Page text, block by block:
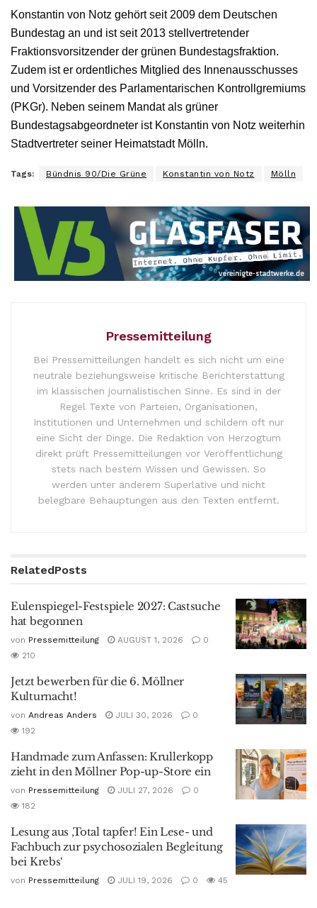
Konstantin von Notz gehört seit 2009 dem Deutschen
Bundestag an und ist seit 2013 stellvertretender
Fraktionsvorsitzender der grünen Bundestagsfraktion.
Zudem ist er ordentliches Mitglied des Innenausschusses
und Vorsitzender des Parlamentarischen Kontrollgremiums
(PKGr). Neben seinem Mandat als grüner
Bundestagsabgeordneter ist Konstantin von Notz weiterhin
Stadtvertreter seiner Heimatstadt Mölln.
Tags: Bündnis 90/Die Grüne Konstantin von Notz Mölln
Pressemitteilung
Bei Pressemitteilungen handelt es sich nicht um eine
neutrale beziehungsweise kritische Berichterstattung
im klassischen journalistischen Sinne. Es sind in der
Regel Texte von Parteien, Organisationen,
Institutionen und Unternehmen und schildern oft nur
eine Sicht der Dinge. Die Redaktion von Herzogtum
direkt prüft Pressemitteilungen vor Veröffentlichung
stets nach bestem Wissen und Gewissen. So
werden unter anderem Superlative und nicht
belegbare Behauptungen aus den Texten entfernt.
RelatedPosts
Eulenspiegel-Festspiele 2027: Castsuche
hat begonnen
von Pressemitteilung AUGUST 1, 2026
0
210
Jetzt bewerben für die 6. Möllner
Kulturnacht!
von Andreas Anders JULI 30, 2026
0
192
Handmade zum Anfassen: Krullerkopp
zieht in den Möllner Pop-up-Store ein
von Pressemitteilung JULI 27, 2026
0
182
Lesung aus ‚Total tapfer! Ein Lese- und
Fachbuch zur psychosozialen Begleitung
bei Krebs‘
von Pressemitteilung JULI 19, 2026 0 45